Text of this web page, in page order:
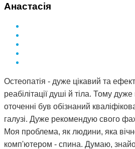
Анастасія
Остеопатія - дуже цікавий та
реабілітації душі й тіла. Тому
оточенні був обізнаний
галузі. Дуже рекомендую свого
Моя проблема, як людини, яка
комп'ютером - спина. Думаю,